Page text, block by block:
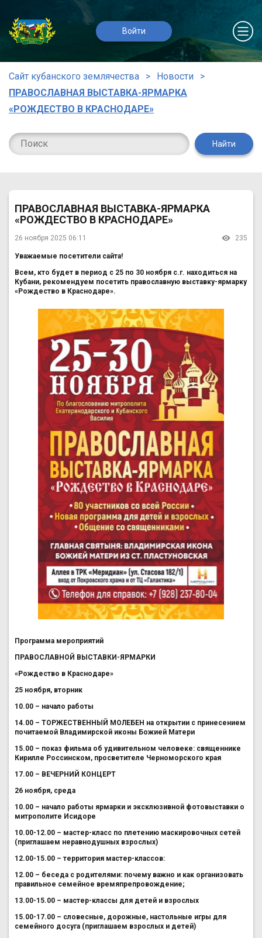
Войти
Сайт кубанского землячества
Новости
ПРАВОСЛАВНАЯ ВЫСТАВКА-ЯРМАРКА
«РОЖДЕСТВО В КРАСНОДАРЕ»
Найти
ПРАВОСЛАВНАЯ ВЫСТАВКА-ЯРМАРКА
«РОЖДЕСТВО В КРАСНОДАРЕ»
26 ноября 2025 06:11 235
Уважаемые посетители сайта!
Всем, кто будет в период с 25 по 30 ноября с.г. находиться на
Кубани, рекомендуем посетить православную выставку-ярмарку
«Рождество в Краснодаре».
Программа мероприятий
ПРАВОСЛАВНОЙ ВЫСТАВКИ-ЯРМАРКИ
«Рождество в Краснодаре»
25 ноября, вторник
10.00 – начало работы
14.00 – ТОРЖЕСТВЕННЫЙ МОЛЕБЕН на открытии с принесением
почитаемой Владимирской иконы Божией Матери
15.00 – показ фильма об удивительном человеке: священнике
Кирилле Россинском, просветителе Черноморского края
17.00 – ВЕЧЕРНИЙ КОНЦЕРТ
26 ноября, среда
10.00 – начало работы ярмарки и эксклюзивной фотовыставки о
митрополите Исидоре
10.00-12.00 – мастер-класс по плетению маскировочных сетей
(приглашаем неравнодушных взрослых)
12.00-15.00 – территория мастер-классов:
12.00 – беседа с родителями: почему важно и как организовать
правильное семейное времяпрепровождение;
13.00-15.00 – мастер-классы для детей и взрослых
15.00-17.00 – словесные, дорожные, настольные игры для
семейного досуга (приглашаем взрослых и детей)